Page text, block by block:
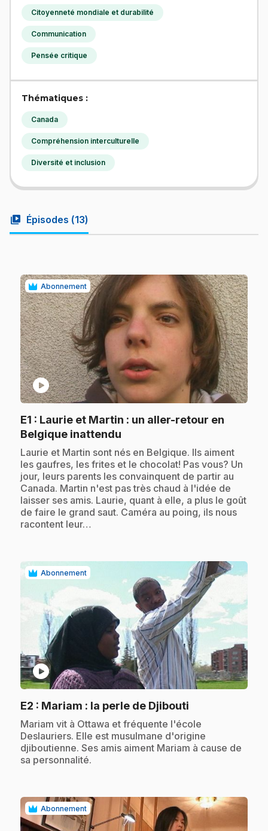
Citoyenneté mondiale et durabilité
Communication
Pensée critique
Thématiques :
Canada
Compréhension interculturelle
Diversité et inclusion
video_library Épisodes (13)
Abonnement
play_circle
E1 : Laurie et Martin : un aller-retour en
Belgique inattendu
.Laurie et Martin sont nés en Belgique. Ils aiment
les gaufres, les frites et le chocolat! Pas vous? Un
jour, leurs parents les convainquent de partir au
Canada. Martin n'est pas très chaud à l'idée de
laisser ses amis. Laurie, quant à elle, a plus le goût
de faire le grand saut. Caméra au poing, ils nous
racontent leur…
Abonnement
play_circle
E2 : Mariam : la perle de Djibouti
.Mariam vit à Ottawa et fréquente l'école
Deslauriers. Elle est musulmane d'origine
djiboutienne. Ses amis aiment Mariam à cause de
sa personnalité.
Abonnement